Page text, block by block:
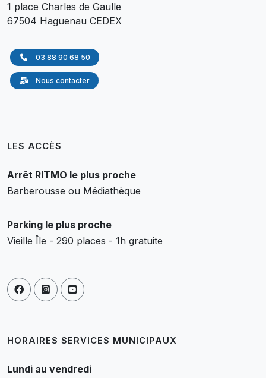
1 place Charles de Gaulle
67504 Haguenau CEDEX
03 88 90 68 50
Nous contacter
LES ACCÈS
Arrêt RITMO le plus proche
Barberousse ou Médiathèque
Parking le plus proche
Vieille Île - 290 places - 1h gratuite
HORAIRES SERVICES MUNICIPAUX
Lundi au vendredi